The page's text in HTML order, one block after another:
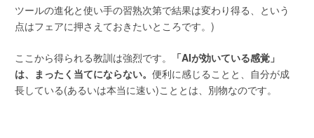
ツールの進化と使い手の習熟次第で結果は変わり得る、という
点はフェアに押さえておきたいところです。)
ここから得られる教訓は強烈です。
「AIが効いている感覚」
は、まったく当てにならない。便利に感じることと、自分が成
長している(あるいは本当に速い)こととは、別物なのです。